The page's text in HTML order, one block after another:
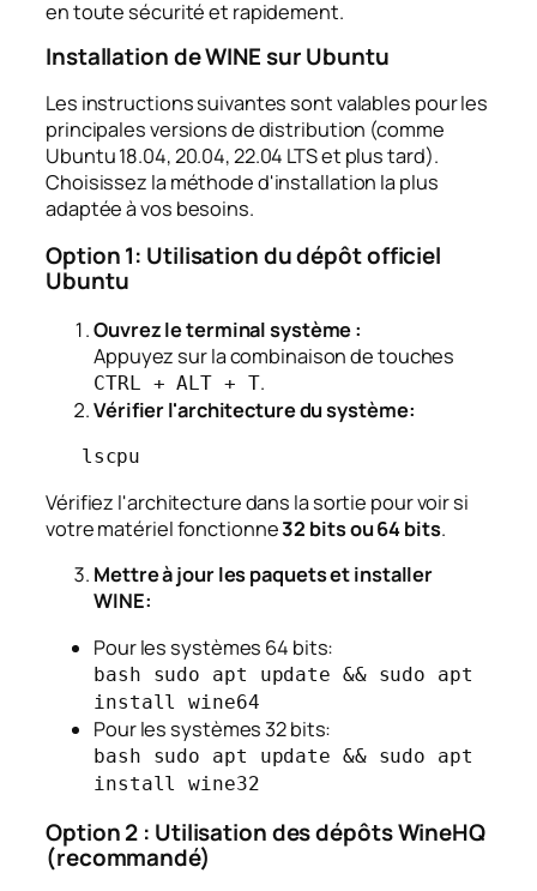
en toute sécurité et rapidement.
Installation de WINE sur Ubuntu
Les instructions suivantes sont valables pour les
principales versions de distribution (comme
Ubuntu 18.04, 20.04, 22.04 LTS et plus tard).
Choisissez la méthode d'installation la plus
adaptée à vos besoins.
Option 1: Utilisation du dépôt officiel
Ubuntu
Ouvrez le terminal système :
Appuyez sur la combinaison de touches
CTRL + ALT + T.
Vérifier l'architecture du système:
   lscpu
Vérifiez l'architecture dans la sortie pour voir si
votre matériel fonctionne32 bits ou 64 bits.
Mettre à jour les paquets et installer
WINE:
Pour les systèmes 64 bits:
bash sudo apt update && sudo apt
install wine64
Pour les systèmes 32 bits:
bash sudo apt update && sudo apt
install wine32
Option 2 : Utilisation des dépôts WineHQ
(recommandé)